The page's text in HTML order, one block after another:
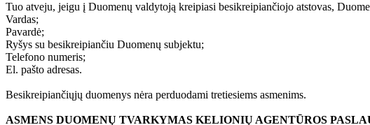
Tuo atveju, jeigu į Duomenų valdytoją kreipiasi besikreipiančiojo atstovas,
Vardas;
Pavardė;
Ryšys su besikreipiančiu Duomenų subjektu;
Telefono numeris;
El. pašto adresas.
Besikreipiančiųjų duomenys nėra perduodami tretiesiems asmenims.
ASMENS DUOMENŲ TVARKYMAS KELIONIŲ AGENTŪROS